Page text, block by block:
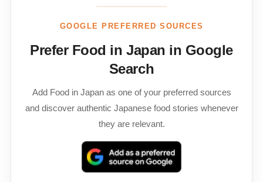
GOOGLE PREFERRED SOURCES
Prefer Food in Japan in Google
Search
Add Food in Japan as one of your preferred sources
and discover authentic Japanese food stories whenever
they are relevant.